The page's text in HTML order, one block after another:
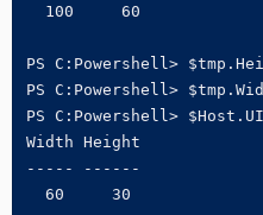
  100     60
PS C:Powershell>
PS C:Powershell>
PS C:Powershell>
Width Height
----- ------
  60     30